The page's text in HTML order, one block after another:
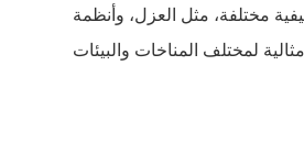
مختلفة، مثل العزل، وأنظمة